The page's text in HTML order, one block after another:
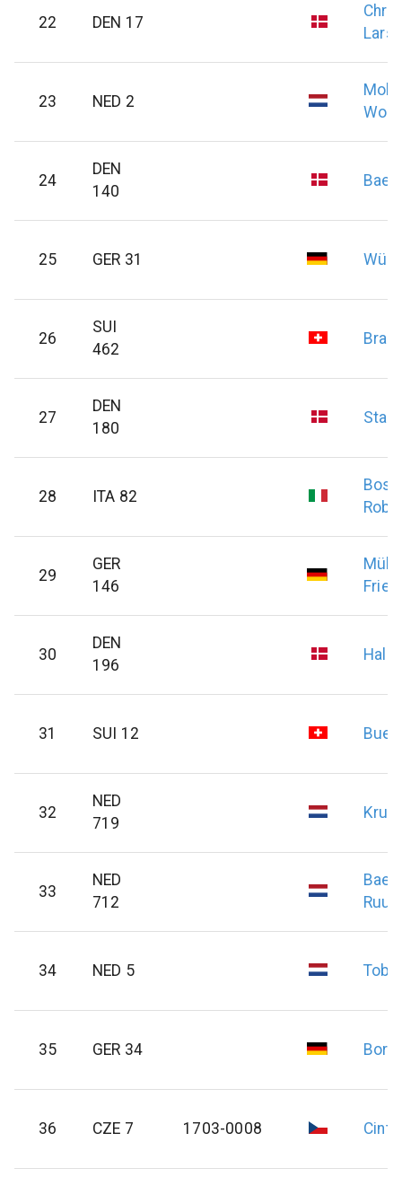
22 DEN 17
Lars
23 NED 2
24
DEN
140
Baek
25 GER 31
26
SUI
462
27
DEN
180
Staal
28 ITA 82
29
GER
146
30
DEN
196
Hall
31 SUI 12
32
NED
719
33
NED
712
34 NED 5 Tobe
35 GER 34
36 CZE 7 1703-0008 Cintl